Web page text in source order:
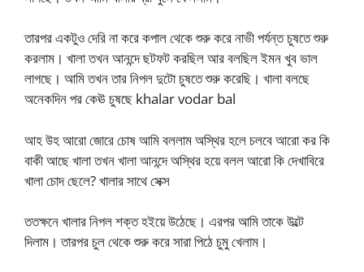
তারপর একটুও দেরি না করে কপাল থেকে শুরু করে নাভী পর্যন্ত চুষতে শুরু
করলাম। খালা তখন আনন্দে ছটফট করছিল আর বলছিল ইমন খুব ভাল
লাগছে। আমি তখন তার নিপল দুটো চুষতে শুরু করেছি। খালা বলছে
অনেকদিন পর কেঊ চুষছে khalar vodar bal
আহ উহ আরো জোরে চোষ আমি বললাম অস্থির হলে চলবে আরো কর কি
বাকী আছে খালা তখন খালা আনন্দে অস্থির হয়ে বলল আরো কি দেখাবিরে
খালা চোদ ছেলে? খালার সাথে সেক্স
ততক্ষনে খালার নিপল শক্ত হইয়ে উঠেছে। এরপর আমি তাকে উল্টে
দিলাম। তারপর চুল থেকে শুরু করে সারা পিঠে চুমু খেলাম।